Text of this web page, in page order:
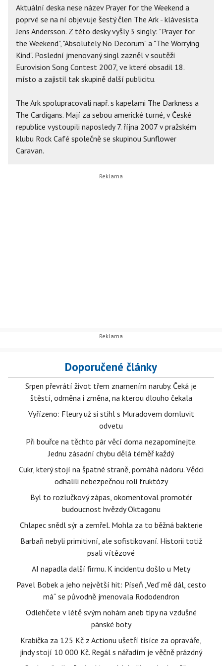
Aktuální deska nese název Prayer for the Weekend a
poprvé se na ní objevuje šestý člen The Ark - klávesista
Jens Andersson. Z této desky vyšly 3 singly: "Prayer for
the Weekend", "Absolutely No Decorum" a "The Worrying
Kind". Poslední jmenovaný singl zazněl v soutěži
Eurovision Song Contest 2007, ve které obsadil 18.
místo a zajistil tak skupině další publicitu.
The Ark spolupracovali např. s kapelami The Darkness a
The Cardigans. Mají za sebou americké turné, v České
republice vystoupili naposledy 7. října 2007 v pražském
klubu Rock Café společně se skupinou Sunflower
Caravan.
Doporučené články
Srpen převrátí život třem znamením naruby. Čeká je
štěstí, odměna i změna, na kterou dlouho čekala
Vyřízeno: Fleury už si stihl s Muradovem domluvit
odvetu
Při bouřce na těchto pár věcí doma nezapomínejte.
Jednu zásadní chybu dělá téměř každý
Cukr, který stojí na špatné straně, pomáhá nádoru. Vědci
odhalili nebezpečnou roli fruktózy
Byl to rozlučkový zápas, okomentoval promotér
budoucnost hvězdy Oktagonu
Chlapec snědl sýr a zemřel. Mohla za to běžná bakterie
Barbaři nebyli primitivní, ale sofistikovaní. Historii totiž
psali vítězové
AI napadla další firmu. K incidentu došlo u Mety
Pavel Bobek a jeho největší hit: Píseň „Veď mě dál, cesto
má“ se původně jmenovala Rododendron
Odlehčete v létě svým nohám aneb tipy na vzdušné
pánské boty
Krabička za 125 Kč z Actionu ušetří tisíce za opraváře,
jindy stojí 10 000 Kč. Regál s nářadím je věčně prázdný